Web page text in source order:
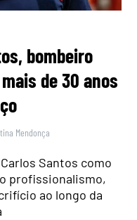
bombeiro
de 30 anos
Mendonça
Santos como
profissionalismo,
ao longo da